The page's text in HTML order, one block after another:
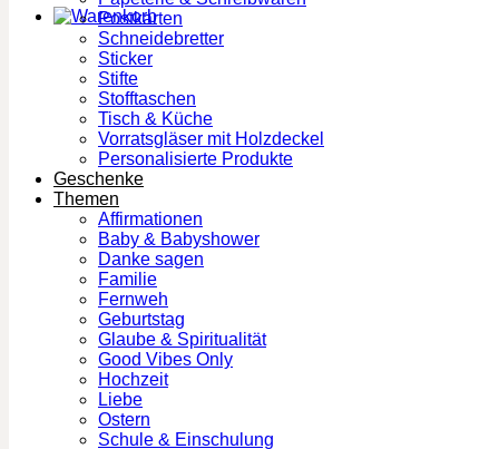
Postkarten
Schneidebretter
Sticker
Stifte
Stofftaschen
Tisch & Küche
Vorratsgläser mit Holzdeckel
Personalisierte Produkte
Geschenke
Themen
Affirmationen
Baby & Babyshower
Danke sagen
Familie
Fernweh
Geburtstag
Glaube & Spiritualität
Good Vibes Only
Hochzeit
Liebe
Ostern
Schule & Einschulung